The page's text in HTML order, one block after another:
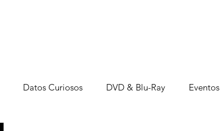
Datos Curiosos DVD & Blu-Ray Eventos